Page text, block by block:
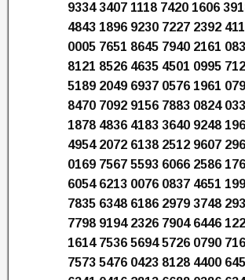
9334 3407 1118 7420 1606
4843 1896 9230 7227 2392
0005 7651 8645 7940 2161
8121 8526 4635 4501 0995
5189 2049 6937 0576 1961
8470 7092 9156 7883 0824
1878 4836 4183 3640 9248
4954 2072 6138 2512 9607
0169 7567 5593 6066 2586
6054 6213 0076 0837 4651
7835 6348 6186 2979 3748
7798 9194 2326 7904 6446
1614 7536 5694 5726 0790
7573 5476 0423 8128 4400